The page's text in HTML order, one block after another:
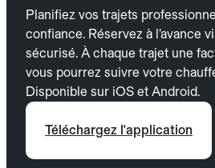
Planifiez vos trajets
confiance. Réservez à l’avance
sécurisé. À chaque trajet une
vous pourrez suivre votre
Disponible sur iOS et Android.
Téléchargez l'application